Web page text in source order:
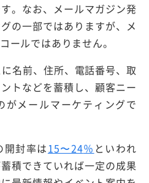
。なお、メールマガジン発
の一部ではありますが、メ
ールではありません。
名前、住所、電話番号、取
トなどを蓄積し、顧客ニー
がメールマーケティングで
開封率は 15〜24％ といわれ
積できていれば一定の成果